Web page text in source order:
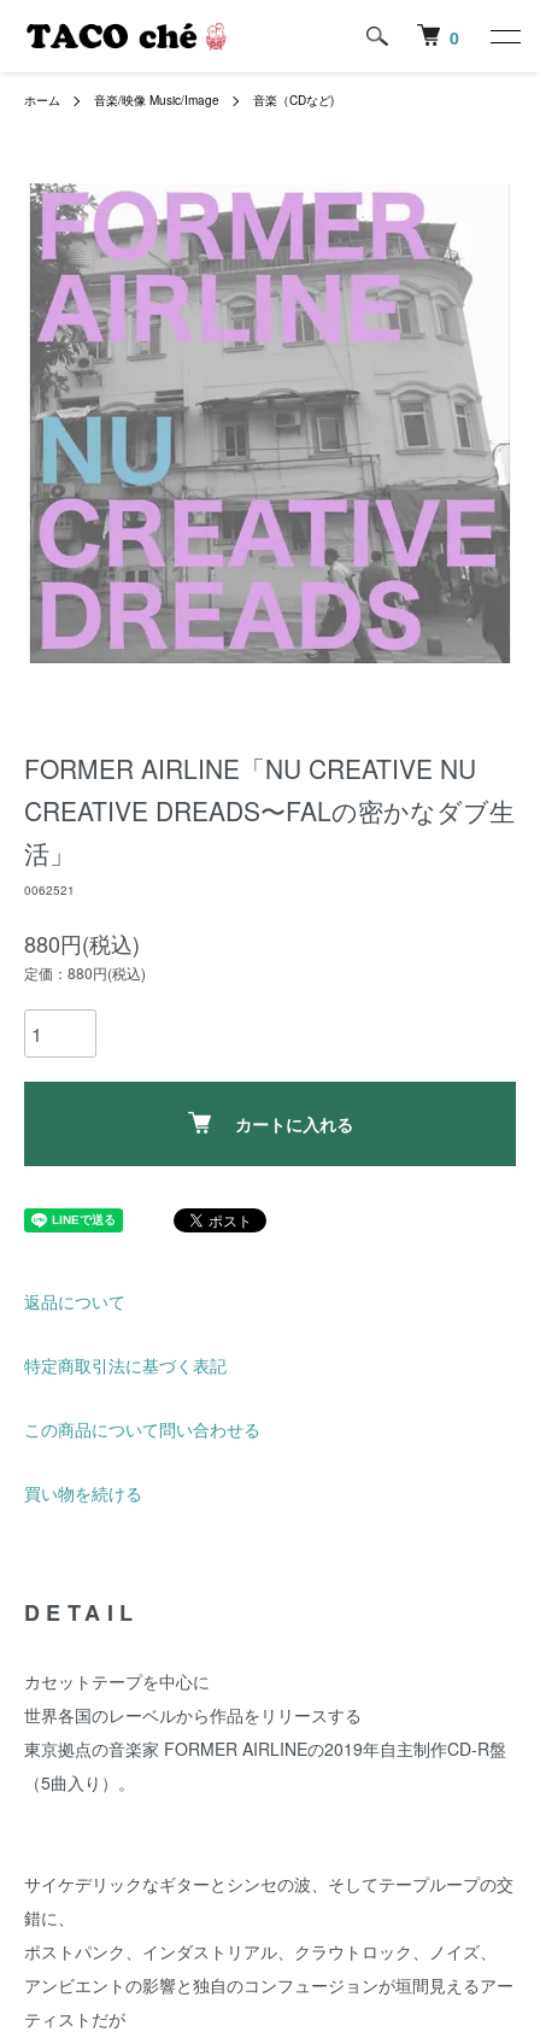
0
ホーム 音楽/映像 Music/Image 音楽（CDなど)
FORMER AIRLINE「NU CREATIVE NU
CREATIVE DREADS〜FALの密かなダブ生
活」
0062521
880円(税込)
定価：880円(税込)
カートに入れる
返品について
特定商取引法に基づく表記
この商品について問い合わせる
買い物を続ける
DETAIL
カセットテープを中心に
世界各国のレーベルから作品をリリースする
東京拠点の音楽家 FORMER AIRLINEの2019年自主制作CD-R盤
（5曲入り）。
サイケデリックなギターとシンセの波、そしてテープループの交
錯に、
ポストパンク、インダストリアル、クラウトロック、ノイズ、
アンビエントの影響と独自のコンフュージョンが垣間見えるアー
ティストだが